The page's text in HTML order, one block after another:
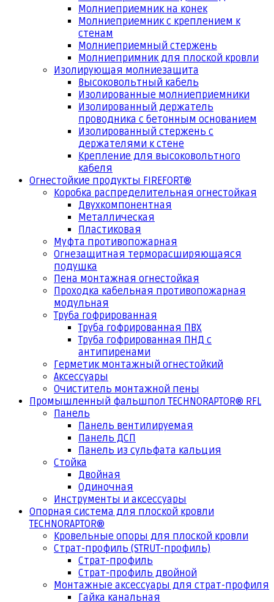
Молниеприемник на конек
Молниеприемник с креплением к
стенам
Молниеприемный стержень
Молниепримник для плоской кровли
Изолирующая молниезащита
Высоковольтный кабель
Изолированные молниеприемники
Изолированный держатель
проводника с бетонным основанием
Изолированный стержень с
держателями к стене
Крепление для высоковольтного
кабеля
Огнестойкие продукты FIREFORT®
Коробка распределительная огнестойкая
Двухкомпонентная
Металлическая
Пластиковая
Муфта противопожарная
Огнезащитная терморасширяющаяся
подушка
Пена монтажная огнестойкая
Проходка кабельная противопожарная
модульная
Труба гофрированная
Труба гофрированная ПВХ
Труба гофрированная ПНД с
антипиренами
Герметик монтажный огнестойкий
Аксессуары
Очиститель монтажной пены
Промышленный фальшпол TECHNORAPTOR® RFL
Панель
Панель вентилируемая
Панель ДСП
Панель из сульфата кальция
Стойка
Двойная
Одиночная
Инструменты и аксессуары
Опорная система для плоской кровли
TECHNORAPTOR®
Кровельные опоры для плоской кровли
Страт-профиль (STRUT-профиль)
Страт-профиль
Страт-профиль двойной
Монтажные аксессуары для страт-профиля
Гайка канальная